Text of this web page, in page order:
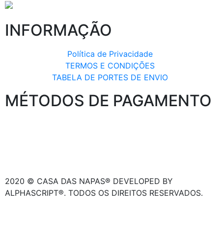
INFORMAÇÃO
Política de Privacidade
TERMOS E CONDIÇÕES
TABELA DE PORTES DE ENVIO
MÉTODOS DE PAGAMENTO
2020 © CASA DAS NAPAS® DEVELOPED BY
ALPHASCRIPT®. TODOS OS DIREITOS RESERVADOS.